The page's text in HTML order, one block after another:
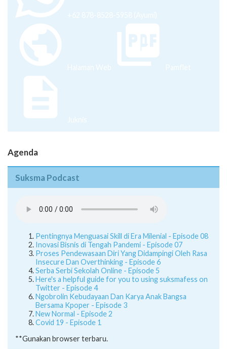
+62 878-8528-5958 (Ayumi)
Halaman Web Pamflet
Juknis
Agenda
Suksma Podcast
Pentingnya Menguasai Skill di Era Milenial - Episode 08
Inovasi Bisnis di Tengah Pandemi - Episode 07
Proses Pendewasaan Diri Yang Didampingi Oleh Rasa
Insecure Dan Overthinking - Episode 6
Serba Serbi Sekolah Online - Episode 5
Here's a helpful guide for you to using suksmafess on
Twitter - Episode 4
Ngobrolin Kebudayaan Dan Karya Anak Bangsa
Bersama Kpoper - Episode 3
New Normal - Episode 2
Covid 19 - Episode 1
**Gunakan browser terbaru.